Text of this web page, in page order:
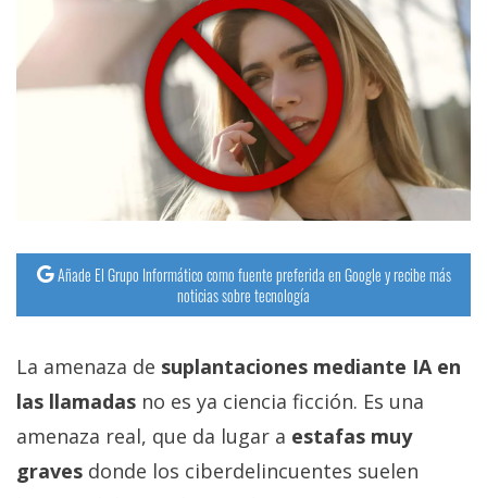
Añade El Grupo Informático como fuente preferida en Google y recibe más
noticias sobre tecnología
La amenaza de suplantaciones mediante IA en
las llamadas no es ya ciencia ficción. Es una
amenaza real, que da lugar a estafas muy
graves donde los ciberdelincuentes suelen